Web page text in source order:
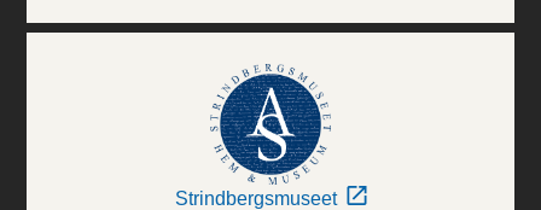
Strindbergsmuseet